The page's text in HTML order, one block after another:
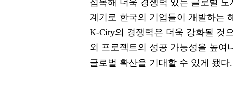
접목해 더욱 경쟁력 있는 글로벌
계기로 한국의 기업들이 개발하는
K-City의 경쟁력은 더욱 강화될 것
외 프로젝트의 성공 가능성을 높여
글로벌 확산을 기대할 수 있게 됐다.